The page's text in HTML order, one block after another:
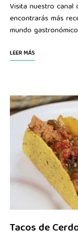
Visita nuestro canal
encontrarás más
mundo
LEER MÁS
Tacos de